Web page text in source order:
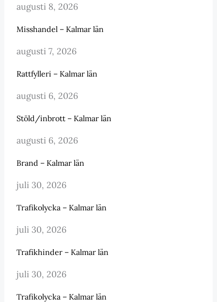
augusti 8, 2026
Misshandel – Kalmar län
augusti 7, 2026
Rattfylleri – Kalmar län
augusti 6, 2026
Stöld/inbrott – Kalmar län
augusti 6, 2026
Brand – Kalmar län
juli 30, 2026
Trafikolycka – Kalmar län
juli 30, 2026
Trafikhinder – Kalmar län
juli 30, 2026
Trafikolycka – Kalmar län